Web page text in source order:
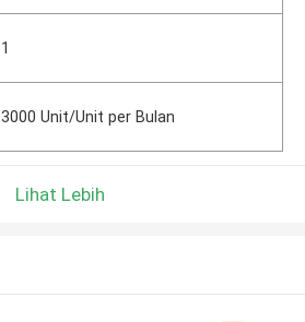
1
3000 Unit/Unit per Bulan
Lihat Lebih